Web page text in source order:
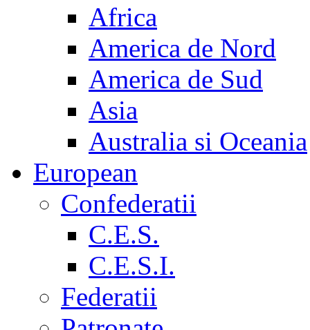
Africa
America de Nord
America de Sud
Asia
Australia si Oceania
European
Confederatii
C.E.S.
C.E.S.I.
Federatii